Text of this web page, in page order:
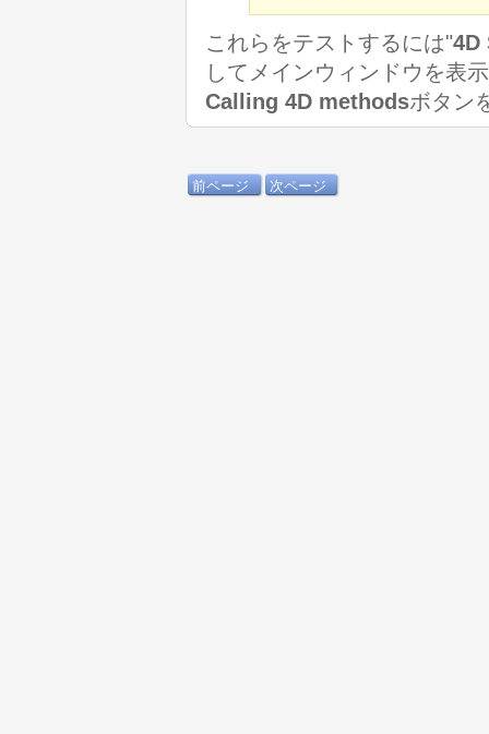
これらをテストするには"4D
してメインウィンドウを表
Calling 4D methodsボタン
前ページ 次ページ